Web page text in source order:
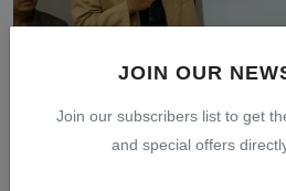
JOIN OUR
Join our subscribers list to get
and special offers